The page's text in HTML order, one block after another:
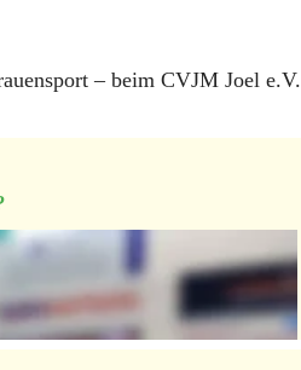
– beim CVJM Joel e.V.